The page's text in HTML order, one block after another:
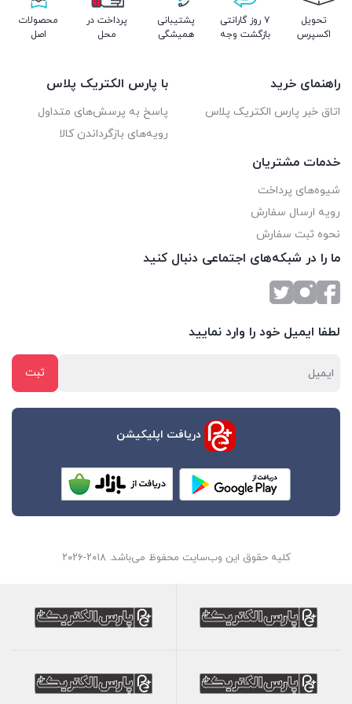
اتصال آنتن به دستگاه
: کابل بلند تر را به ورودی دستگاه خود
اتصال آنتن به برق
: سیم USB یک آداپتور همراه دستگاه است
که آن را به آداپتور وصل کرده و به برق مستقیم وصل کنید.
: زمان نصب کامل باید از طریق تلویزیون
سرچ کامل خودکار انجام دهید.
لطفاً توجه داشته باشید که این مراحل کلی هستند و بسته به مدل
اطمینان از صحت عملکرد، بهتر است دفترچه راهنمای دستگاه خود را
مطالعه کنید یا از یک متخصص کمک بگیرید.
تحویل
اکسپرس
۷ روز گارانتی
بازگشت وجه
پشتیبانی
همیشگی
پرداخت در
محل
محصولات
اصل
راهنمای خرید
اتاق خبر پارس الکتریک پلاس
با پارس الکتریک پلاس
پاسخ به پرسش‌های متداول
رویه‌های بازگرداندن کالا
خدمات مشتریان
شیوه‌های پرداخت
رویه ارسال سفارش
نحوه ثبت سفارش
ما را در شبکه‌های اجتماعی دنبال کنید
لطفا ایمیل خود را وارد نمایید
دریافت اپلیکیشن
کلیه حقوق این وب‌سایت محفوظ می‌باشد. ۲۰۱۸-۲۰۲۶